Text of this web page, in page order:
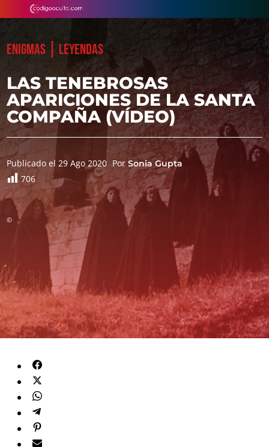
ENIGMAS LEYENDAS
LAS TENEBROSAS
APARICIONES DE LA SANTA
COMPAÑA (VÍDEO)
Publicado el 29 Ago 2020 PorSonia Gupta
706
©